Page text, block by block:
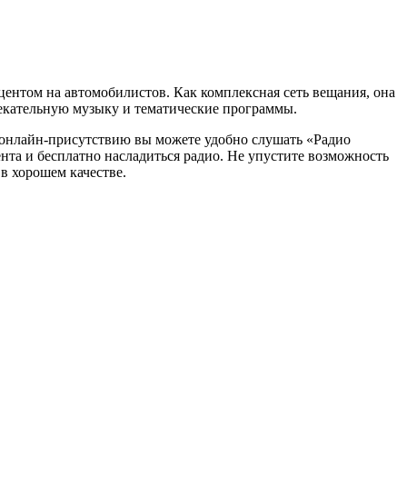
на автомобилистов. Как комплексная сеть вещания, она
музыку и тематические программы.
присутствию вы можете удобно слушать «Радио
и бесплатно насладиться радио. Не упустите возможность
хорошем качестве.